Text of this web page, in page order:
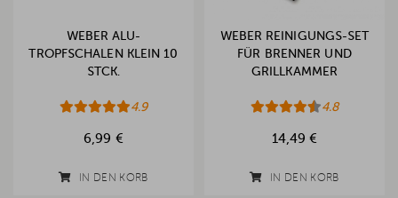
WEBER ALU-
TROPFSCHALEN KLEIN 10
STCK.
4.9
6,99 €
IN DEN KORB
WEBER REINIGUNGS-SET
FÜR BRENNER UND
GRILLKAMMER
4.8
14,49 €
IN DEN KORB